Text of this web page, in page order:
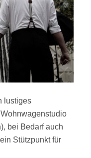
lustiges
bei Bedarf auch
Stützpunkt für